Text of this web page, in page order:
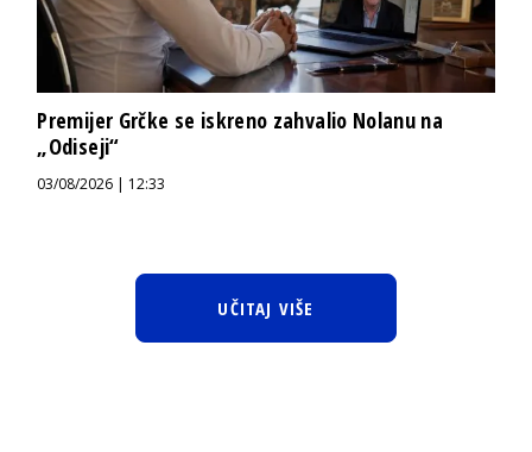
Premijer Grčke se iskreno zahvalio Nolanu na
„Odiseji“
03/08/2026 | 12:33
UČITAJ VIŠE